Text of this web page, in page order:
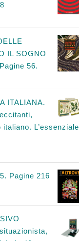
IL SOGNO
56.
ITALIANA.
L’essenziale
Pagine 216